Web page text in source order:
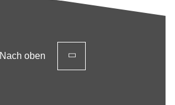
Nach oben